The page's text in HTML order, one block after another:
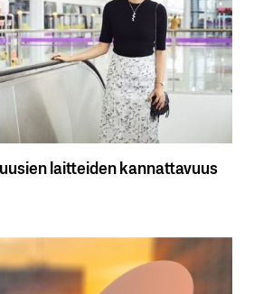
laitteiden kannattavuus